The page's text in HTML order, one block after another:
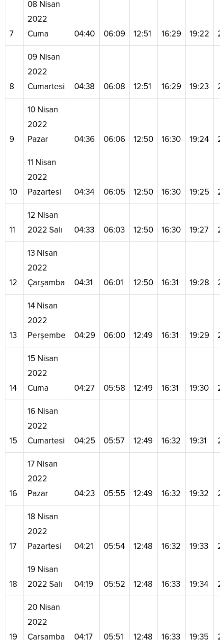
7
08 Nisan
2022
Cuma
04:40 06:09 12:51 16:29 19:22
8
09 Nisan
2022
Cumartesi
04:38 06:08 12:51 16:29 19:23
9
10 Nisan
2022
Pazar
04:36 06:06 12:50 16:30 19:24
10
11 Nisan
2022
Pazartesi
04:34 06:05 12:50 16:30 19:25
11
12 Nisan
2022 Salı
04:33 06:03 12:50 16:30 19:27
12
13 Nisan
2022
Çarşamba
04:31 06:01 12:50 16:31 19:28
13
14 Nisan
2022
Perşembe
04:29 06:00 12:49 16:31 19:29
14
15 Nisan
2022
Cuma
04:27 05:58 12:49 16:31 19:30
15
16 Nisan
2022
Cumartesi
04:25 05:57 12:49 16:32 19:31
16
17 Nisan
2022
Pazar
04:23 05:55 12:49 16:32 19:32
17
18 Nisan
2022
Pazartesi
04:21 05:54 12:48 16:32 19:33
18
19 Nisan
2022 Salı
04:19 05:52 12:48 16:33 19:34
19
20 Nisan
2022
Çarşamba
04:17 05:51 12:48 16:33 19:35